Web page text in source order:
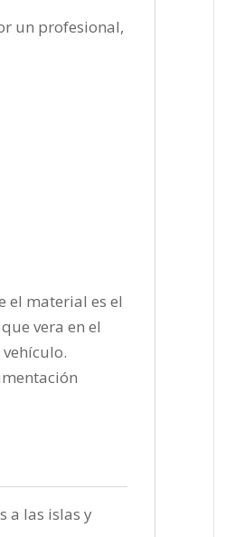
un profesional,
el material es el
vera en el
a las islas y